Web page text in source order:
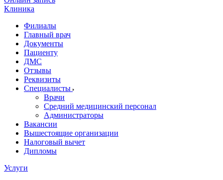
Клиника
Филиалы
Главный врач
Документы
Пациенту
ДМС
Отзывы
Реквизиты
Специалисты
Врачи
Средний медицинский персонал
Администраторы
Вакансии
Вышестоящие организации
Налоговый вычет
Дипломы
Услуги